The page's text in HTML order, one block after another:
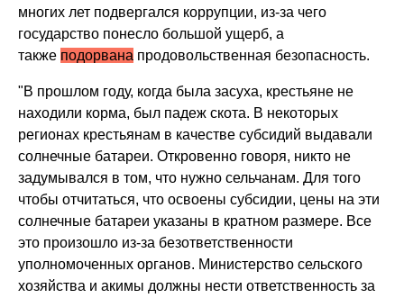
многих лет подвергался коррупции, из-за чего
государство понесло большой ущерб, а
также подорвана продовольственная безопасность.
"В прошлом году, когда была засуха, крестьяне не
находили корма, был падеж скота. В некоторых
регионах крестьянам в качестве субсидий выдавали
солнечные батареи. Откровенно говоря, никто не
задумывался в том, что нужно сельчанам. Для того
чтобы отчитаться, что освоены субсидии, цены на эти
солнечные батареи указаны в кратном размере. Все
это произошло из-за безответственности
уполномоченных органов. Министерство сельского
хозяйства и акимы должны нести ответственность за